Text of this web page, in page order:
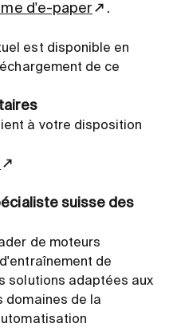
d'e-paper
.
est disponible en
de ce
à votre disposition
suisse des
de moteurs
de
solutions adaptées aux
domaines de la